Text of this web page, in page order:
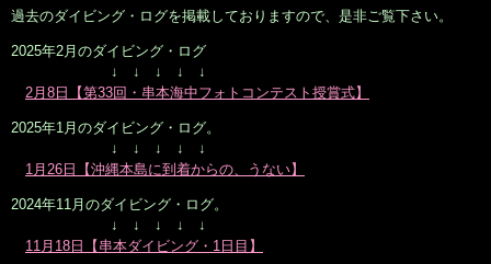
過去のダイビング・ログを掲載しておりますので、是非ご覧下さい。
2025年2月のダイビング・ログ
↓ ↓ ↓ ↓ ↓
2月8日【第33回・串本海中フォトコンテスト授賞式】
2025年1月のダイビング・ログ。
↓ ↓ ↓ ↓ ↓
1月26日【沖縄本島に到着からの、うない】
2024年11月のダイビング・ログ。
↓ ↓ ↓ ↓ ↓
11月18日【串本ダイビング・1日目】